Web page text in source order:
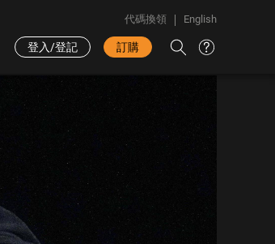
代碼換領 English
登入/登記 訂購